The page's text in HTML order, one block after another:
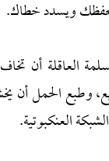
ويسدد خطاك.
العاقلة أن
وطبع الحمل أن
العنكبوتية.